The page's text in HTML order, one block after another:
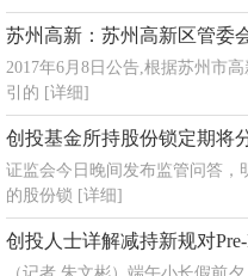
苏州高新：苏州高新区管委
2017年6月8日公告,根据苏州市
引的 [详细]
创投基金所持股份锁定期将
证监会今日晚间发布监管问答，
的股份锁 [详细]
创投人士详解减持新规对